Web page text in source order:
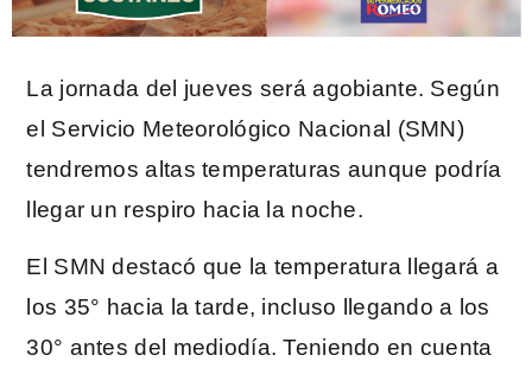
La jornada del jueves será agobiante. Según
el Servicio Meteorológico Nacional (SMN)
tendremos altas temperaturas aunque podría
llegar un respiro hacia la noche.
El SMN destacó que la temperatura llegará a
los 35° hacia la tarde, incluso llegando a los
30° antes del mediodía. Teniendo en cuenta